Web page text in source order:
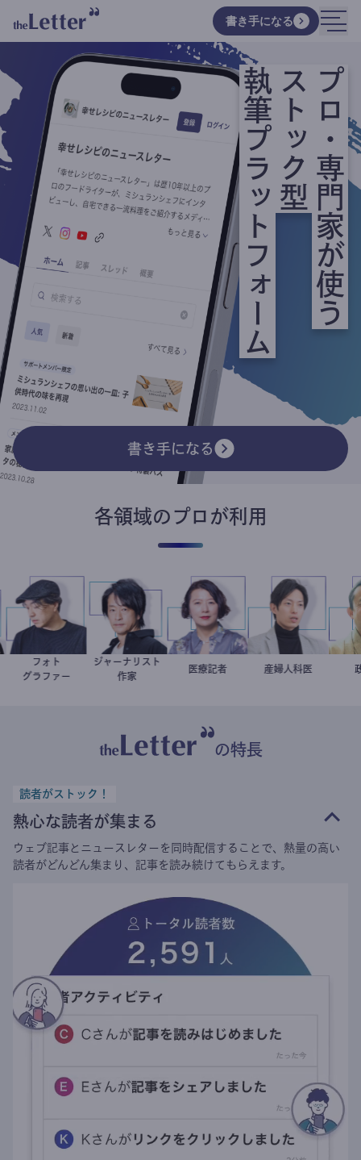
書き手になる
プロ・専門家が使う
ストック型
執筆プラットフォーム
書き手になる
各領域のプロが利用
別所隆弘
フォト
グラファー
鈴木エイト
ジャーナリスト
作家
岩永直子
医療記者 重見大介
産婦人科医
の特長
読者がストック！
熱心な読者が集まる
ウェブ記事とニュースレターを同時配信することで、熱量の高い
読者がどんどん集まり、記事を読み続けてもらえます。